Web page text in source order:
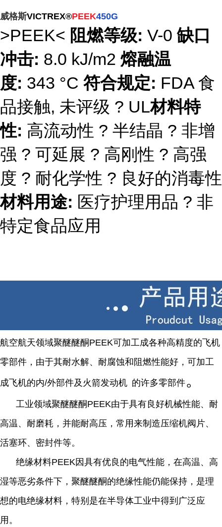
威格斯VICTREX®PEEK450G
>PEEK< 阻燃等级: V-0 缺口
冲击: 8.0 kJ/m2 熔融温
度: 343 °C 符合规定: FDA 食
品接触, 未评级 ? UL材料特
性: 高流动性 ? 半结晶 ? 非增
强 ? 可延展 ? 高刚性 ? 高强
度 ? 耐化学性 ? 良好的消毒性
材料用途: 医疗护理用品 ? 非
特定食品应用
航空航天领域聚醚醚酮PEEK可加工成各种高精度的飞机
零部件，由于其耐水解、耐腐蚀和阻燃性能好，可加工
成飞机的内/外部件及 火箭发动机 的许多零部件。
工业领域聚醚醚酮PEEK由于具有良好机械性能、耐
高温、耐磨耗，并能耐高压，常用来制造压缩机阀片、
活塞环、密封件等。
绝缘材料PEEK因具有优良的电气性能，在高温、高
湿等恶劣条件下，聚醚醚酮的绝缘性能仍能保持，是理
想的电绝缘材料，特别是在半导体工业中得到广泛应
用。